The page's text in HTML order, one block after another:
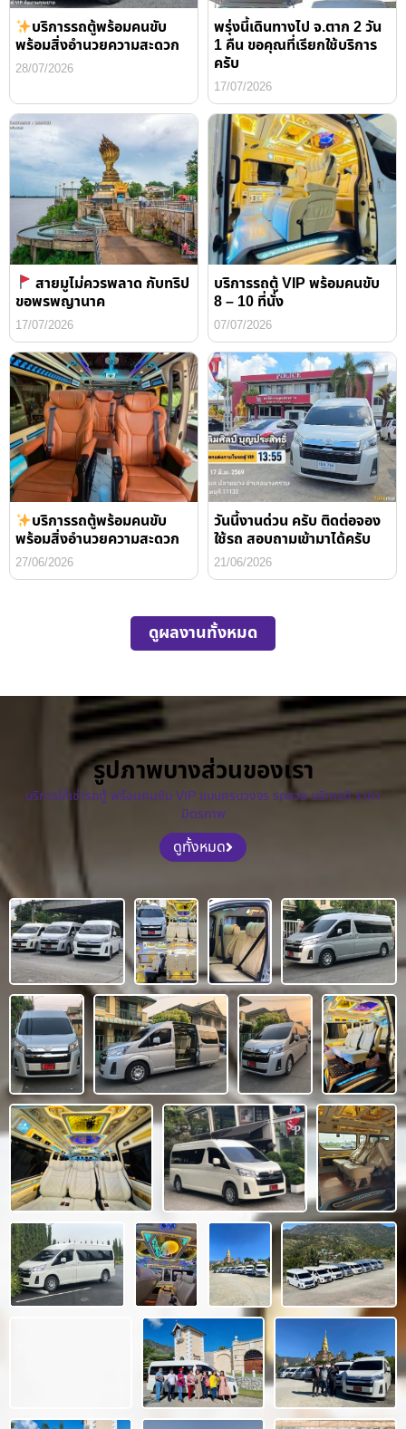
บริการรถตู้พร้อมคนขับ
พร้อมสิ่งอำนวยความสะดวก
28/07/2026
พรุ่งนี้เดินทางไป จ.ตาก 2 วัน
1 คืน ขอคุณที่เรียกใช้บริการ
ครับ
17/07/2026
สายมูไม่ควรพลาด กับทริป
ขอพรพญานาค
17/07/2026
บริการรถตู้ VIP พร้อมคนขับ
8 – 10 ที่นั่ง
07/07/2026
บริการรถตู้พร้อมคนขับ
พร้อมสิ่งอำนวยความสะดวก
27/06/2026
วันนี้งานด่วน ครับ ติดต่อจอง
ใช้รถ สอบถามเข้ามาได้ครับ
21/06/2026
ดูผลงานทั้งหมด
รูปภาพบางส่วนของเรา
บริการให้เช่ารถตู้ พร้อมคนขับ VIP แบบครบวงจร รถสวย บริการดี ราคา
มิตรภาพ
ดูทั้งหมด